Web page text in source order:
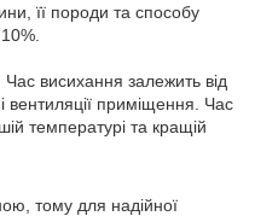
її породи та способу
висихання залежить від
вентиляції приміщення. Час
температурі та кращій
тому для надійної